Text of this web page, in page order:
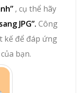
, cụ thể hãy
JPG”. Công
kế để đáp ứng
bạn.